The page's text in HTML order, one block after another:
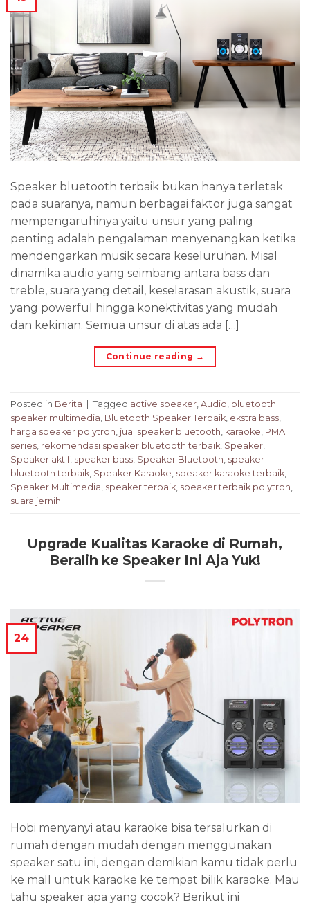
Speaker bluetooth terbaik bukan hanya terletak
pada suaranya, namun berbagai faktor juga sangat
mempengaruhinya yaitu unsur yang paling
penting adalah pengalaman menyenangkan ketika
mendengarkan musik secara keseluruhan. Misal
dinamika audio yang seimbang antara bass dan
treble, suara yang detail, keselarasan akustik, suara
yang powerful hingga konektivitas yang mudah
dan kekinian. Semua unsur di atas ada […]
Continue reading →
Posted in Berita | Tagged active speaker Audio bluetooth
speaker multimedia Bluetooth Speaker Terbaik ekstra bass
harga speaker polytron jual speaker bluetooth karaoke PMA
series rekomendasi speaker bluetooth terbaik Speaker
Speaker aktif, speaker bass Speaker Bluetooth speaker
bluetooth terbaik Speaker Karaoke speaker karaoke terbaik
Speaker Multimedia speaker terbaik speaker terbaik polytron
suara jernih
Upgrade Kualitas Karaoke di Rumah,
Beralih ke Speaker Ini Aja Yuk!
24
Hobi menyanyi atau karaoke bisa tersalurkan di
rumah dengan mudah dengan menggunakan
speaker satu ini, dengan demikian kamu tidak perlu
ke mall untuk karaoke ke tempat bilik karaoke. Mau
tahu speaker apa yang cocok? Berikut ini